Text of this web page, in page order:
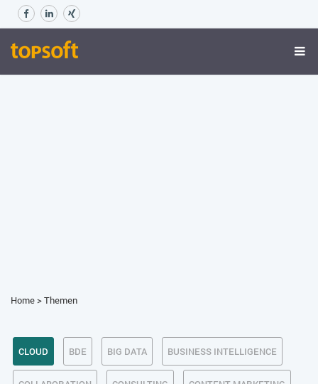
Home>Themen
CLOUD BDE BIG DATA BUSINESS INTELLIGENCE